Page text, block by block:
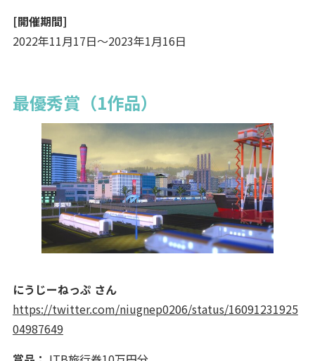
[開催期間]
2022年11月17日～2023年1月16日
最優秀賞（1作品）
にうじーねっぷ さん
https://twitter.com/niugnep0206/status/16091231925
04987649